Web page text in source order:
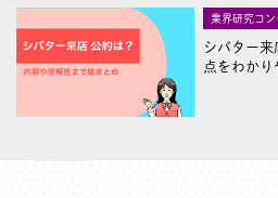
業界研究コン
シバター
点をわかり